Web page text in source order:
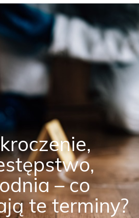
– co
te terminy?